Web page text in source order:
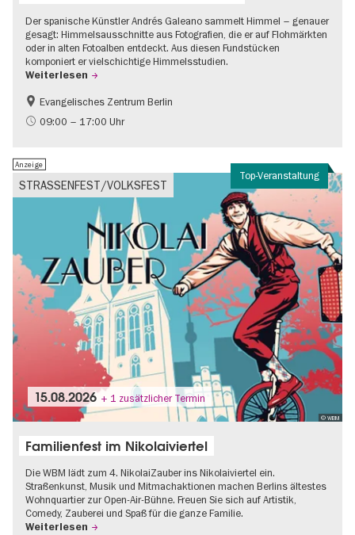
Der spanische Künstler Andrés Galeano sammelt Himmel – genauer
gesagt: Himmelsausschnitte aus Fotografien, die er auf Flohmärkten
oder in alten Fotoalben entdeckt. Aus diesen Fundstücken
komponiert er vielschichtige Himmelsstudien.
Weiterlesen
Gratis
Evangelisches Zentrum Berlin
09:00 – 17:00 Uhr
Top-Veranstaltung
STRASSENFEST/VOLKSFEST
Anzeige
© WBM
15.08.2026 + 1 zusätzlicher Termin
Familienfest im Nikolaiviertel
Die WBM lädt zum 4. NikolaiZauber ins Nikolaiviertel ein.
Straßenkunst, Musik und Mitmachaktionen machen Berlins ältestes
Wohnquartier zur Open-Air-Bühne. Freuen Sie sich auf Artistik,
Comedy, Zauberei und Spaß für die ganze Familie.
Weiterlesen